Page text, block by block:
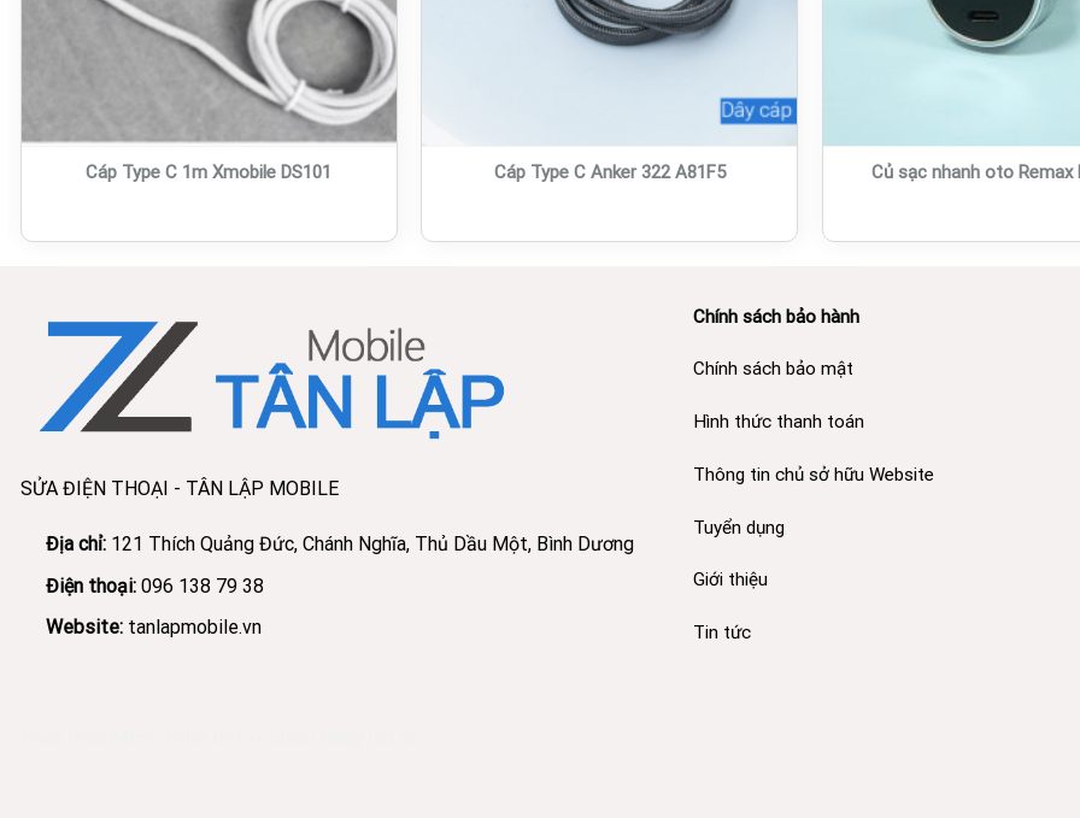
Cáp Type C 1m Xmobile DS101 Cáp Type C Anker 322 A81F5 Củ sạc nhanh oto Remax
SỬA ĐIỆN THOẠI - TÂN LẬP MOBILE
Địa chỉ: 121 Thích Quảng Đức, Chánh Nghĩa, Thủ Dầu Một, Bình Dương
Điện thoại: 096 138 79 38
Website: tanlapmobile.vn
Chính sách bảo hành
Chính sách bảo mật
Hình thức thanh toán
Thông tin chủ sở hữu Website
Tuyển dụng
Giới thiệu
Tin tức